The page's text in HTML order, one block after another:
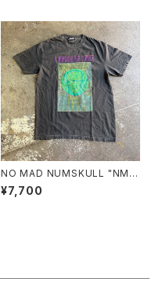
NO MAD NUMSKULL "NMN
×壊し屋 MULTI PRINT S/T"
(PEPPER.L)
¥7,700